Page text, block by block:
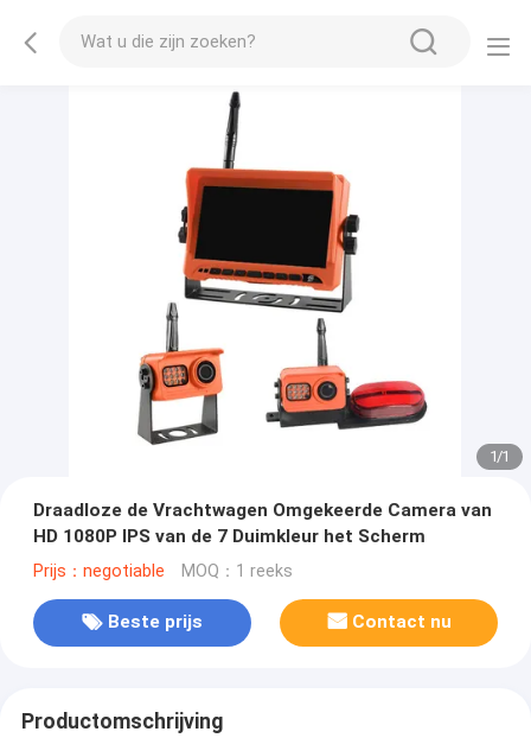
1/1
Draadloze de Vrachtwagen Omgekeerde Camera van
HD 1080P IPS van de 7 Duimkleur het Scherm
Prijs：negotiable MOQ：1 reeks
Beste prijs Contact nu
Productomschrijving